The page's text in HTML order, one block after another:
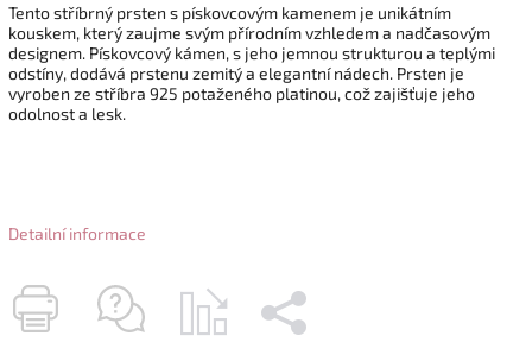
Tento stříbrný prsten s pískovcovým kamenem je unikátním
kouskem, který zaujme svým přírodním vzhledem a nadčasovým
designem. Pískovcový kámen, s jeho jemnou strukturou a teplými
odstíny, dodává prstenu zemitý a elegantní nádech. Prsten je
vyroben ze stříbra 925 potaženého platinou, což zajišťuje jeho
odolnost a lesk.
Detailní informace